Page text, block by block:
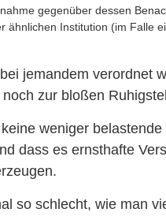
gegenüber dessen
ähnlichen Institution (im Falle
jemandem verordnet
zur bloßen
weniger
dass es ernsthafte
so schlecht, wie man